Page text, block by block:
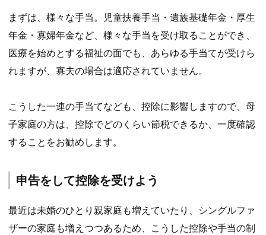
まずは、様々な手当。児童扶養手当・遺族基礎年金・厚生
年金・寡婦年金など、様々な手当を受け取ることができ、
医療を始めとする福祉の面でも、あらゆる手当てが受けら
れますが、寡夫の場合は適応されていません。
こうした一連の手当てなども、控除に影響しますので、母
子家庭の方は、控除でどのくらい節税できるか、一度確認
することをお勧めします。
申告をして控除を受けよう
最近は未婚のひとり親家庭も増えていたり、シングルファ
ザーの家庭も増えつつあるため、こうした控除や手当の制